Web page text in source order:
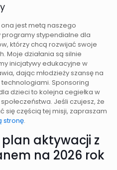
ona jest metą naszego
programy stypendialne dla
którzy chcą rozwijać swoje
Moje działania są silnie
inicjatywy edukacyjne w
dając młodzieży szansę na
Sponsoring
dzieci to kolejna cegiełka w
Jeśli czujesz, że
się częścią tej misji, zapraszam
stronę.
plan aktywacji z
na 2026 rok